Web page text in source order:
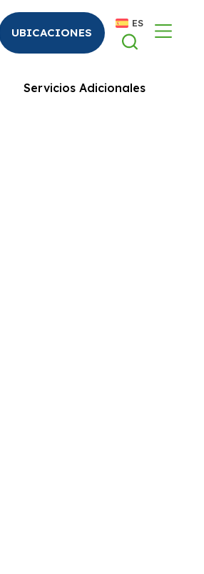
Servicios Adicionales
UBICACIONES
ES